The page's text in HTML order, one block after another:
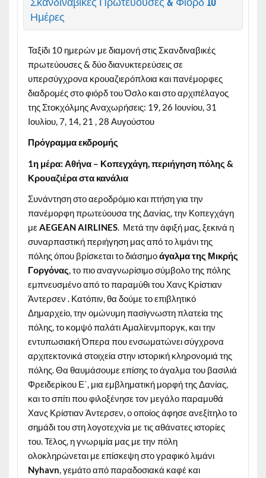
Ημέρες
Ταξίδι 10 ημερών με διαμονή στις Σκανδιναβικές
πρωτεύουσες & δύο διανυκτερεύσεις σε
υπερσύγχρονα κρουαζιερόπλοια και πανέμορφες
διαδρομές στο φιόρδ του Όσλο και στο αρχιπέλαγος
της Στοκχόλμης Αναχωρήσεις: 19, 26 Ιουνίου, 31
Ιουλίου, 7, 14, 21 , 28 Αυγούστου
Πρόγραμμα εκδρομής
1η μέρα: Αθήνα – Κοπεγχάγη, περιήγηση πόλης &
Κρουαζιέρα στα κανάλια
Συνάντηση στο αεροδρόμιο και πτήση για την
πανέμορφη πρωτεύουσα της Δανίας, την Κοπεγχάγη
μεAEGEAN AIRLINES. Μετά την άφιξή μας, ξεκινά η
συναρπαστική περιήγηση μας από το λιμάνι της
πόλης όπου βρίσκεται το διάσημοάγαλμα της Μικρής
Γοργόνας, το πιο αναγνωρίσιμο σύμβολο της πόλης
εμπνευσμένο από το παραμύθι του Χανς Κρίστιαν
Άντερσεν . Κατόπιν, θα δούμε το επιβλητικό
Δημαρχείο, την ομώνυμη πασίγνωστη πλατεία της
πόλης, το κομψό παλάτι Αμαλίενμποργκ, και την
εντυπωσιακή Όπερα που ενσωματώνει σύγχρονα
αρχιτεκτονικά στοιχεία στην ιστορική κληρονομιά της
πόλης. Θα θαυμάσουμε επίσης το άγαλμα του βασιλιά
Φρειδερίκου Ε΄, μια εμβληματική μορφή της Δανίας,
και το σπίτι που φιλοξένησε τον μεγάλο παραμυθά
Χανς Κρίστιαν Άντερσεν, ο οποίος άφησε ανεξίτηλο το
σημάδι του στη λογοτεχνία με τις αθάνατες ιστορίες
του. Τέλος, η γνωριμία μας με την πόλη
ολοκληρώνεται με επίσκεψη στο γραφικό λιμάνι
Nyhavn, γεμάτο από παραδοσιακά καφέ και